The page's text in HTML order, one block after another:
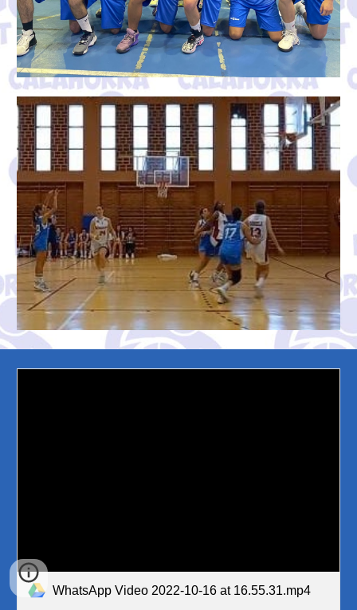
WhatsApp Video 2022-10-16 at 16.55.31.mp4